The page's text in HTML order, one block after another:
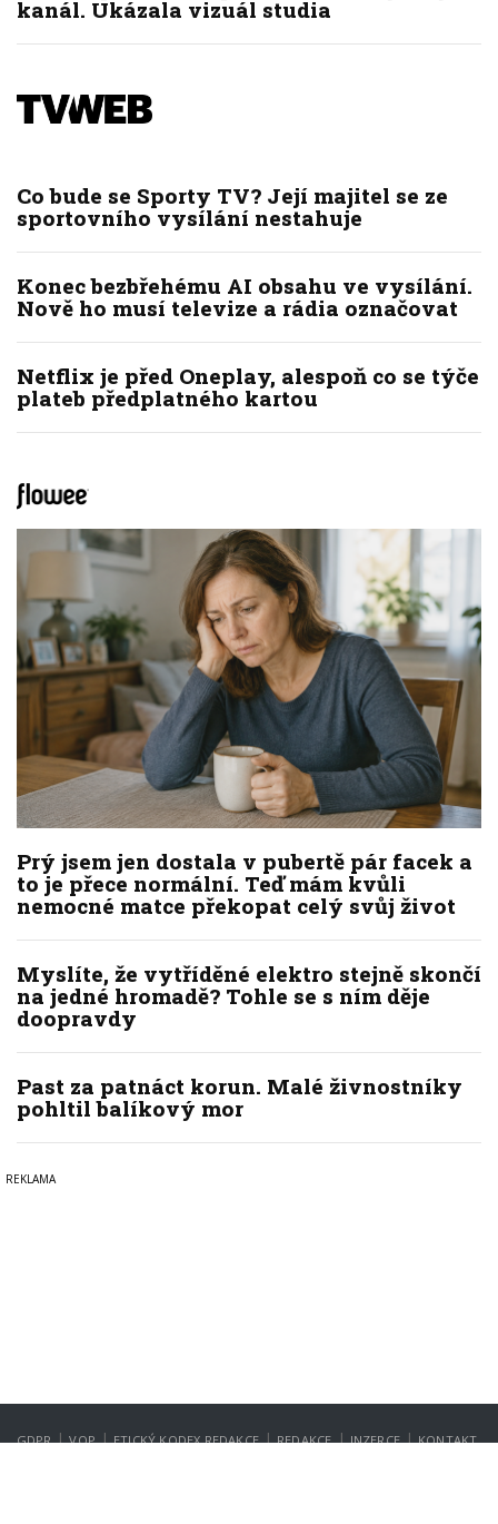
kanál. Ukázala vizuál studia
Co bude se Sporty TV? Její majitel se ze
sportovního vysílání nestahuje
Konec bezbřehému AI obsahu ve vysílání.
Nově ho musí televize a rádia označovat
Netflix je před Oneplay, alespoň co se týče
plateb předplatného kartou
Prý jsem jen dostala v pubertě pár facek a
to je přece normální. Teď mám kvůli
nemocné matce překopat celý svůj život
Myslíte, že vytříděné elektro stejně skončí
na jedné hromadě? Tohle se s ním děje
doopravdy
Past za patnáct korun. Malé živnostníky
pohltil balíkový mor
GDPR | VOP | ETICKÝ KODEX REDAKCE | REDAKCE | INZERCE | KONTAKT